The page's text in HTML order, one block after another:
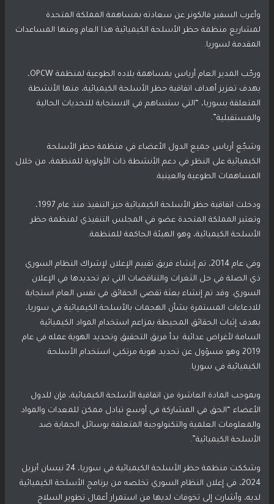
وأعرب السفير فالكونر عن سعادته بمساهمة المملكة المتحدة
لمشاريع منظمة حظر الأسلحة الكيميائية هذا العام ومنها المساعدات
المقدمة لسوريا.
ورحّب المدير العام أرياس بمساهمة بلاده الطوعية لمنظمة OPCW،
بهدف تعزيز أهداف اتفاقية حظر الأسلحة الكيميائية، منها الأنشطة
المتعلقة بسوريا، “التي ستساهم في الاستجابة للتحديات الحالية
والمستقبلية”.
وشجّع أرياس جميع الدول الأعضاء في منظمة حظر الأسلحة
الكيميائية على النظر في دعم الأنشطة ذات الأولوية للمنظمة، من خلال
المساهمات الطوعية والعينية.
ودخلت اتفاقية حظر الأسلحة الكيميائية حيز التنفيذ منذ عام 1997،
وتعتبر المملكة المتحدة عضو في المجلس التنفيذي لمنظمة حظر
الأسلحة الكيميائية، وهو الهيئة الحاكمة للمنظمة.
وفي عام 2014، تم إنشاء فريق تقييم الإعلان لإشراك النظام السوري
ذي الصلة في حل الثغرات والتناقضات التي تم تحديدها في الإعلان
السوري. وقد تم إنشاء بعثة تقصي الحقائق في نفس العام استجابة
للادعاءات المستمرة بشأن الهجمات بالأسلحة الكيميائية في سوريا،
بهدف إثبات الحقائق المحيطة بمزاعم استخدام المواد الكيميائية
السامة لأغراض عدائية. بدأ فريق التحقيق وتحديد الهوية عمله في عام
2019 وهو مسؤول عن تحديد هوية مرتكبي استخدام الأسلحة
الكيميائية في سوريا.
وبموجب المادة العاشرة من اتفاقية الأسلحة الكيميائية، فإن للدول
الأعضاء “الحق في المشاركة في أوسع تبادل ممكن للمعدات والمواد
والمعلومات العلمية والتكنولوجية المتعلقة بوسائل الحماية ضد
الأسلحة الكيميائية”.
وشككت منظمة حظر الأسلحة الكيميائية في سوريا، 24 نيسان أبريل
2024، في إعلان النظام السوري تخلصه من برنامج الأسلحة الكيميائية
لديه، وأشارت إلى تخوفات لديها من استمرار أعمال تطوير السلاح